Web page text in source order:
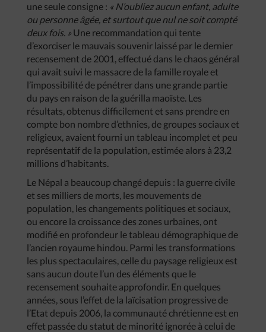
une seule consigne : « N’oubliez aucun enfant, adulte
ou personne âgée, et surtout que nul ne soit compté
deux fois. » Une recommandation qui tente
d’exorciser le mauvais souvenir laissé par le dernier
recensement de 2001, effectué dans le chaos général
qui avait suivi le massacre de la famille royale et
l’impossibilité de pénétrer dans une grande partie
du pays en raison de la guérilla maoïste. Les
résultats, obtenus difficilement et sans prendre en
compte bon nombre d’ethnies, de groupes sociaux et
religieux, avaient fourni un tableau incomplet et peu
représentatif de la population, estimée alors à 23,2
millions d’habitants.
Le Népal a beaucoup changé depuis : la guerre civile
et ses milliers de morts, les mouvements de
population, les changements politiques et sociaux,
ou encore la croissance des zones urbaines, ont
modifié en profondeur le tableau démographique de
l’ancien royaume hindou. Parmi les transformations
les plus spectaculaires, celle du paysage religieux est
sans aucun doute l’un des éléments que le
recensement souhaite approfondir. En quelques
années, sous l’effet de la laïcisation progressive de
l’Etat depuis 2006, la communauté chrétienne est en
effet passée du statut de minorité ignorée à celui de